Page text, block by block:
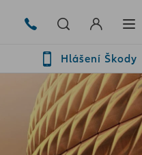
Hlášení Škody